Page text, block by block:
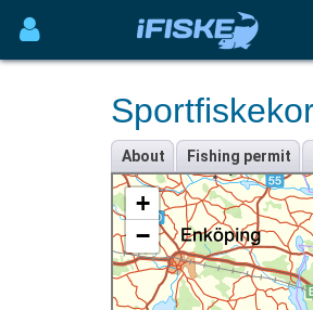
About Fishing permit
+
−